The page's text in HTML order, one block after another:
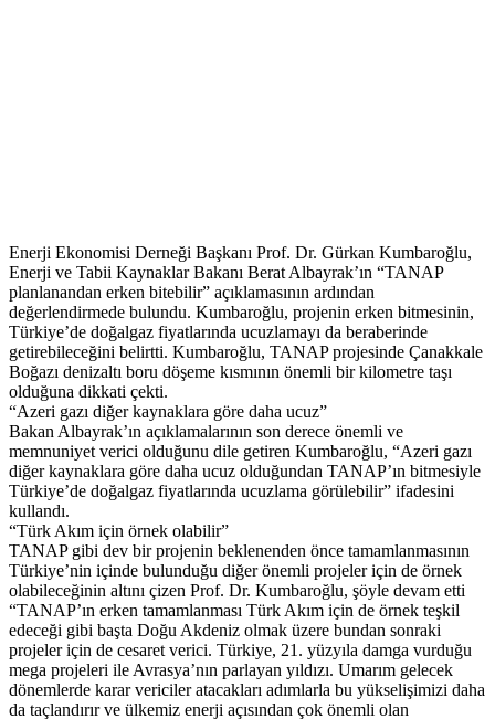
Enerji Ekonomisi Derneği Başkanı Prof. Dr. Gürkan Kumbaroğlu,
Enerji ve Tabii Kaynaklar Bakanı Berat Albayrak’ın “TANAP
planlanandan erken bitebilir” açıklamasının ardından
değerlendirmede bulundu. Kumbaroğlu, projenin erken bitmesinin,
Türkiye’de doğalgaz fiyatlarında ucuzlamayı da beraberinde
getirebileceğini belirtti. Kumbaroğlu, TANAP projesinde Çanakkale
Boğazı denizaltı boru döşeme kısmının önemli bir kilometre taşı
olduğuna dikkati çekti.
“Azeri gazı diğer kaynaklara göre daha ucuz”
Bakan Albayrak’ın açıklamalarının son derece önemli ve
memnuniyet verici olduğunu dile getiren Kumbaroğlu, “Azeri gazı
diğer kaynaklara göre daha ucuz olduğundan TANAP’ın bitmesiyle
Türkiye’de doğalgaz fiyatlarında ucuzlama görülebilir” ifadesini
kullandı.
“Türk Akım için örnek olabilir”
TANAP gibi dev bir projenin beklenenden önce tamamlanmasının
Türkiye’nin içinde bulunduğu diğer önemli projeler için de örnek
olabileceğinin altını çizen Prof. Dr. Kumbaroğlu, şöyle devam etti
“TANAP’ın erken tamamlanması Türk Akım için de örnek teşkil
edeceği gibi başta Doğu Akdeniz olmak üzere bundan sonraki
projeler için de cesaret verici. Türkiye, 21. yüzyıla damga vurduğu
mega projeleri ile Avrasya’nın parlayan yıldızı. Umarım gelecek
dönemlerde karar vericiler atacakları adımlarla bu yükselişimizi daha
da taçlandırır ve ülkemiz enerji açısından çok önemli olan